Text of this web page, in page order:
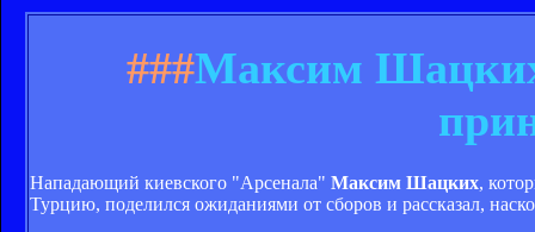
###Максим
Нападающий киевского "Арсенала" Максим Шацких,
Турцию, поделился ожиданиями от сборов и рассказал,